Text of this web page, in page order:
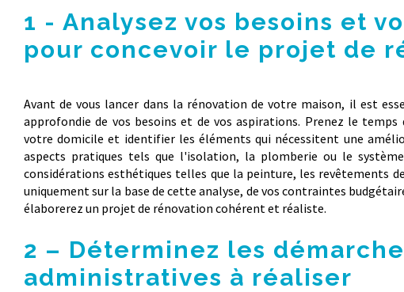
1 - Analysez vos besoins et
pour concevoir le projet de
Avant de vous lancer dans la rénovation de votre maison, il est
approfondie de vos besoins et de vos aspirations. Prenez le temps
votre domicile et identifier les éléments qui nécessitent une
aspects pratiques tels que l'isolation, la plomberie ou le
considérations esthétiques telles que la peinture, les revêtements
uniquement sur la base de cette analyse, de vos contraintes
élaborerez un projet de rénovation cohérent et réaliste.
2 – Déterminez les
administratives à réaliser